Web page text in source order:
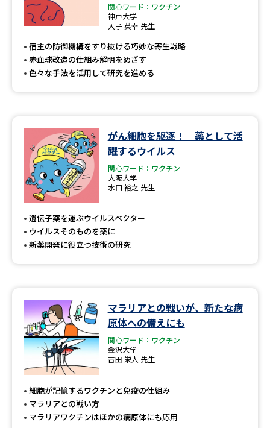
関心ワード：ワクチン
神戸大学
入子 英幸 先生
宿主の防御機構をすり抜ける巧妙な寄生戦略
赤血球改造の仕組み解明をめざす
色々な手法を活用して研究を進める
がん細胞を駆逐！ 薬として活
躍するウイルス
関心ワード：ワクチン
大阪大学
水口 裕之 先生
遺伝子薬を運ぶウイルスベクター
ウイルスそのものを薬に
新薬開発に役立つ技術の研究
マラリアとの戦いが、新たな病
原体への備えにも
関心ワード：ワクチン
金沢大学
吉田 栄人 先生
細胞が記憶するワクチンと免疫の仕組み
マラリアとの戦い方
マラリアワクチンはほかの病原体にも応用